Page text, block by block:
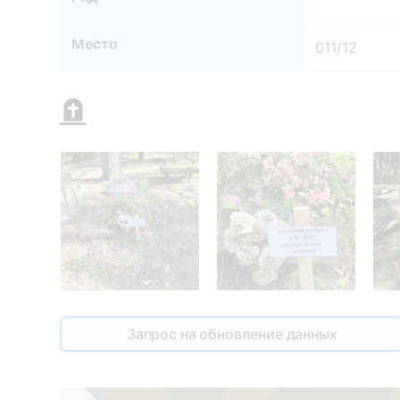
Место 011/12
Запрос на обновление данных
011/13
1